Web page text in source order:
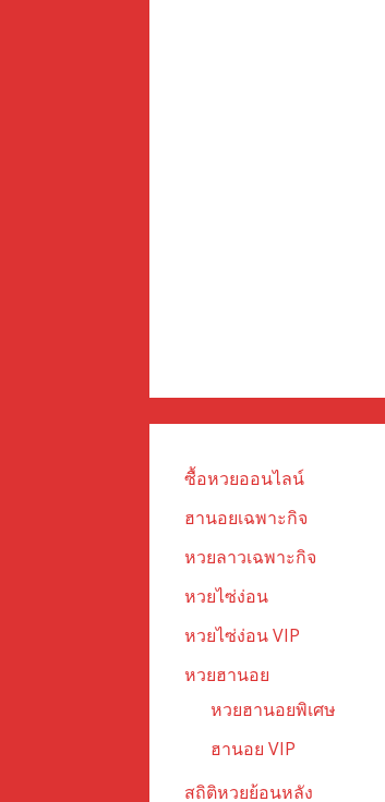
ซื้อหวยออนไลน์
ฮานอยเฉพาะกิจ
หวยลาวเฉพาะกิจ
หวยไซ่ง่อน
หวยไซ่ง่อน VIP
หวยฮานอย
หวยฮานอยพิเศษ
ฮานอย VIP
สถิติหวยย้อนหลัง